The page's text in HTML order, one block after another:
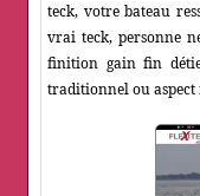
teck, votre bateau
vrai teck, personne
finition gain fin
traditionnel ou aspect